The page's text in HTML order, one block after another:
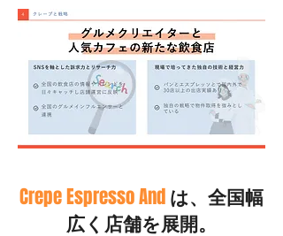
Crepe Espresso And は、全国幅
広く店舗を展開。